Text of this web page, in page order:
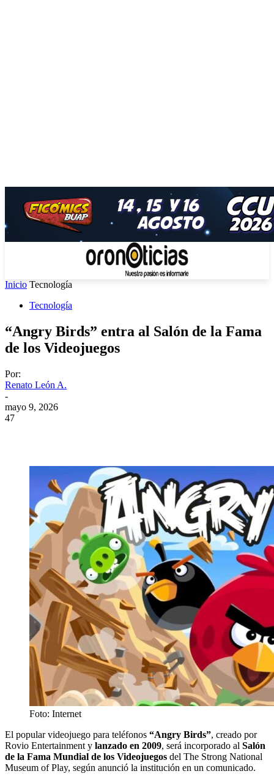
Inicio Tecnología
Tecnología
“Angry Birds” entra al Salón de la Fama
de los Videojuegos
Por:
Renato León A.
-
mayo 9, 2026
47
Foto: Internet
El popular videojuego para teléfonos “Angry Birds”, creado por
Rovio Entertainment y lanzado en 2009, será incorporado al Salón
de la Fama Mundial de los Videojuegos del The Strong National
Museum of Play, según anunció la institución en un comunicado.